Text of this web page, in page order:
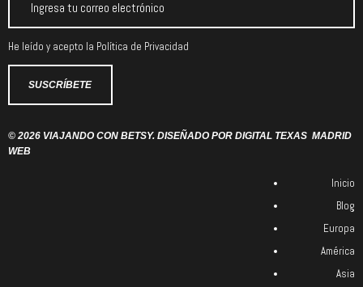
He leído y acepto la Política de Privacidad
© 2026 VIAJANDO CON BETSY. DISEÑADO POR DIGITAL TEXAS MADRID
WEB
Inicio
Blog
Europa
América
Asia